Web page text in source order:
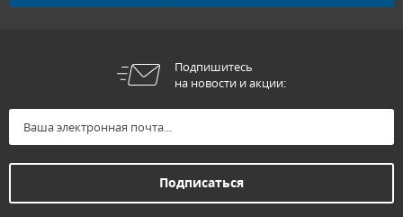
Подпишитесь
на новости и акции: